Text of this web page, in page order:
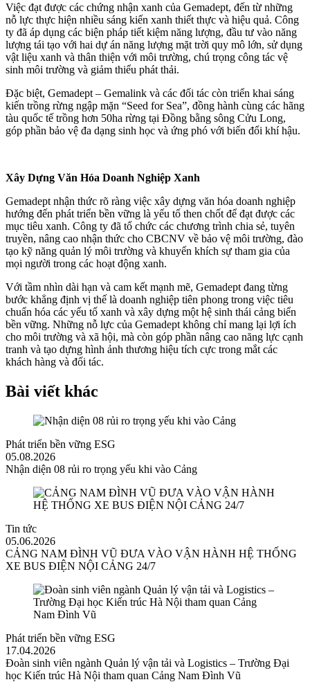
Việc đạt được các chứng nhận xanh của Gemadept, đến từ những
nỗ lực thực hiện nhiều sáng kiến xanh thiết thực và hiệu quả. Công
ty đã áp dụng các biện pháp tiết kiệm năng lượng, đầu tư vào năng
lượng tái tạo với hai dự án năng lượng mặt trời quy mô lớn, sử dụng
vật liệu xanh và thân thiện với môi trường, chú trọng công tác vệ
sinh môi trường và giảm thiểu phát thải.
Đặc biệt, Gemadept – Gemalink và các đối tác còn triển khai sáng
kiến trồng rừng ngập mặn “Seed for Sea”, đồng hành cùng các hãng
tàu quốc tế trồng hơn 50ha rừng tại Đồng bằng sông Cửu Long,
góp phần bảo vệ đa dạng sinh học và ứng phó với biến đổi khí hậu.
Xây Dựng Văn Hóa Doanh Nghiệp Xanh
Gemadept nhận thức rõ ràng việc xây dựng văn hóa doanh nghiệp
hướng đến phát triển bền vững là yếu tố then chốt để đạt được các
mục tiêu xanh. Công ty đã tổ chức các chương trình chia sẻ, tuyên
truyền, nâng cao nhận thức cho CBCNV về bảo vệ môi trường, đào
tạo kỹ năng quản lý môi trường và khuyến khích sự tham gia của
mọi người trong các hoạt động xanh.
Với tầm nhìn dài hạn và cam kết mạnh mẽ, Gemadept đang từng
bước khẳng định vị thế là doanh nghiệp tiên phong trong việc tiêu
chuẩn hóa các yếu tố xanh và xây dựng một hệ sinh thái cảng biển
bền vững. Những nỗ lực của Gemadept không chỉ mang lại lợi ích
cho môi trường và xã hội, mà còn góp phần nâng cao năng lực cạnh
tranh và tạo dựng hình ảnh thương hiệu tích cực trong mắt các
khách hàng và đối tác.
Bài viết khác
Phát triển bền vững ESG
05.08.2026
Nhận diện 08 rủi ro trọng yếu khi vào Cảng
Tin tức
05.06.2026
CẢNG NAM ĐÌNH VŨ ĐƯA VÀO VẬN HÀNH HỆ THỐNG
XE BUS ĐIỆN NỘI CẢNG 24/7
Phát triển bền vững ESG
17.04.2026
Đoàn sinh viên ngành Quản lý vận tải và Logistics – Trường Đại
học Kiến trúc Hà Nội tham quan Cảng Nam Đình Vũ